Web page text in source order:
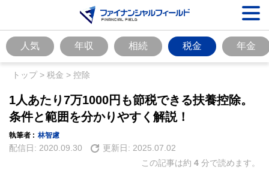
人気 年収 相続 税金 年金
トップ> 税金 > 控除
1人あたり7万1000円も節税できる扶養控除。
条件と範囲を分かりやすく解説！
執筆者 : 林智慮
配信日: 2020.09.30 更新日: 2025.07.02
この記事は約 4 分で読めます。